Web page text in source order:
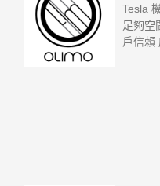
Tesla
足夠空
戶信賴